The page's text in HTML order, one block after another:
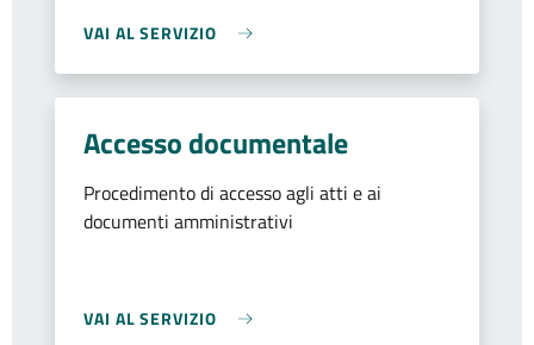
VAI AL SERVIZIO
Accesso documentale
Procedimento di accesso agli atti e ai
documenti amministrativi
VAI AL SERVIZIO